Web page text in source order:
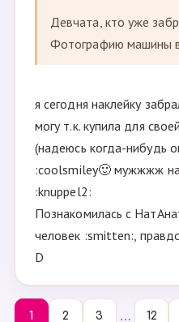
Девчата, кто уже
Фотографию машины
я сегодня наклейку
могу т.к. купила для
(надеюсь когда-нибудь
:coolsmiley🙂 мужжжж на
:knuppel2:
Познакомилась с
человек :smitten:,
D
1 2 3 … 12